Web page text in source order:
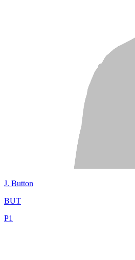
J. Button
BUT
P1